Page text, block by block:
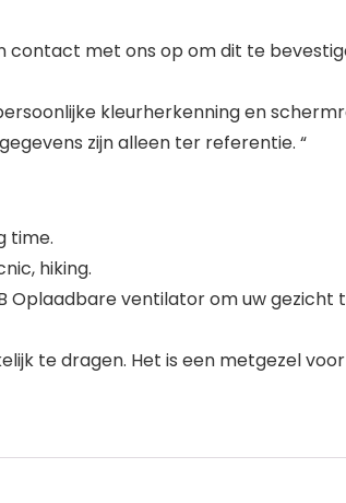
contact met ons op om dit te
kleurherkenning en
zijn alleen ter referentie. “
time.
hiking.
Oplaadbare ventilator om uw
te dragen. Het is een metgezel